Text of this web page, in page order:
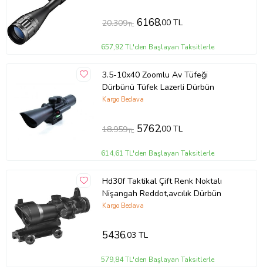
20.309TL 6168,00 TL
657,92 TL'den Başlayan Taksitlerle
3.5-10x40 Zoomlu Av Tüfeği
Dürbünü Tüfek Lazerli Dürbün
Kargo Bedava
18.959TL 5762,00 TL
614,61 TL'den Başlayan Taksitlerle
Hd30f Taktikal Çift Renk Noktalı
Nişangah Reddot,avcılık Dürbün
Kargo Bedava
5436,03 TL
579,84 TL'den Başlayan Taksitlerle